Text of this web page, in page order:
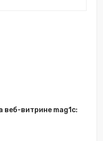
веб-витрине mag1c: